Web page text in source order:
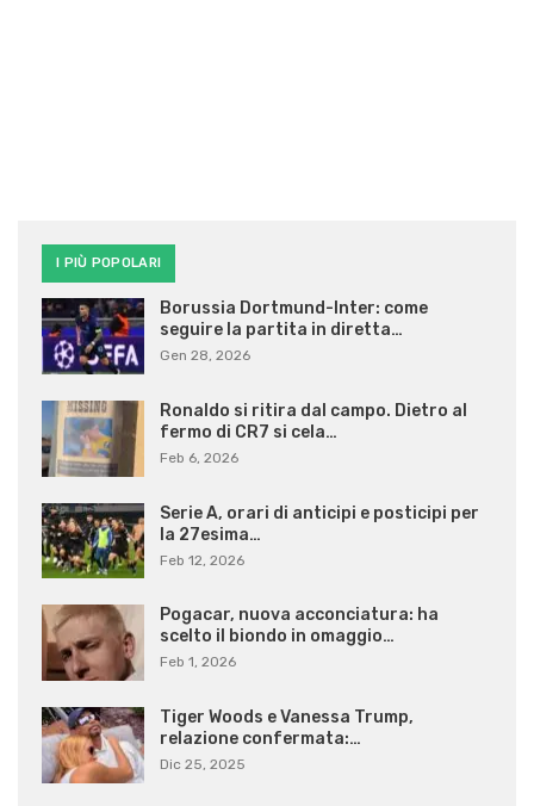
I PIÙ POPOLARI
Borussia Dortmund-Inter: come
seguire la partita in diretta…
Gen 28, 2026
Ronaldo si ritira dal campo. Dietro al
fermo di CR7 si cela…
Feb 6, 2026
Serie A, orari di anticipi e posticipi per
la 27esima…
Feb 12, 2026
Pogacar, nuova acconciatura: ha
scelto il biondo in omaggio…
Feb 1, 2026
Tiger Woods e Vanessa Trump,
relazione confermata:…
Dic 25, 2025